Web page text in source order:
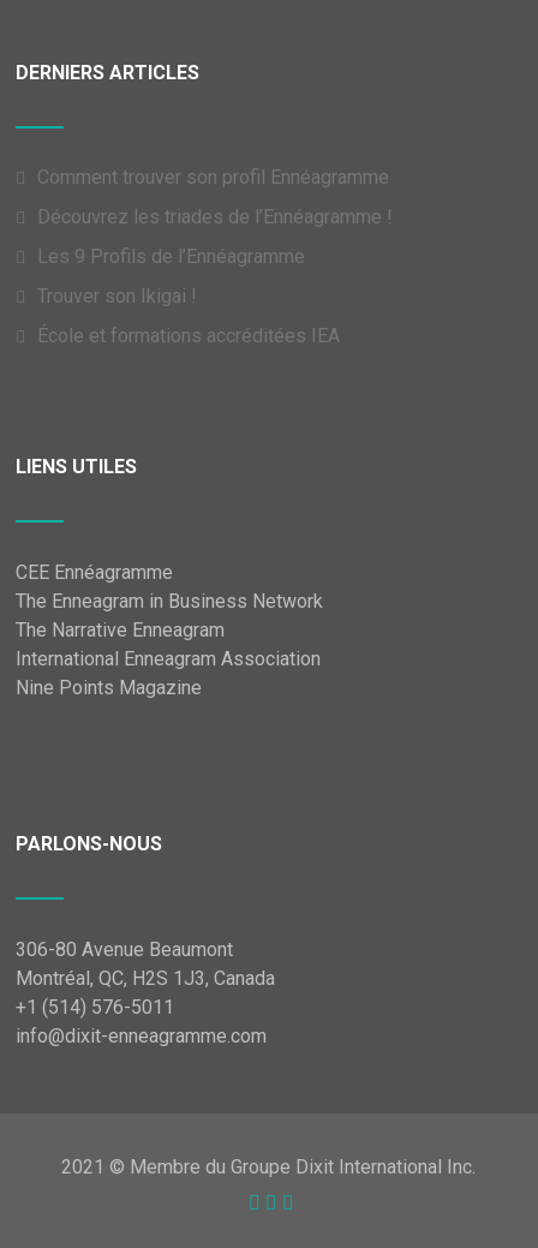
DERNIERS ARTICLES
Comment trouver son profil Ennéagramme
Découvrez les triades de l’Ennéagramme !
Les 9 Profils de l’Ennéagramme
Trouver son Ikigai !
École et formations accréditées IEA
LIENS UTILES
CEE Ennéagramme
The Enneagram in Business Network
The Narrative Enneagram
International Enneagram Association
Nine Points Magazine
PARLONS-NOUS
306-80 Avenue Beaumont
Montréal, QC, H2S 1J3, Canada
+1 (514) 576-5011
info@dixit-enneagramme.com
2021 © Membre du Groupe Dixit International Inc.